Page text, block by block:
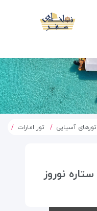
تورهای آسیایی تور امارات
تور دبی هتل های 5 ستاره نوروز